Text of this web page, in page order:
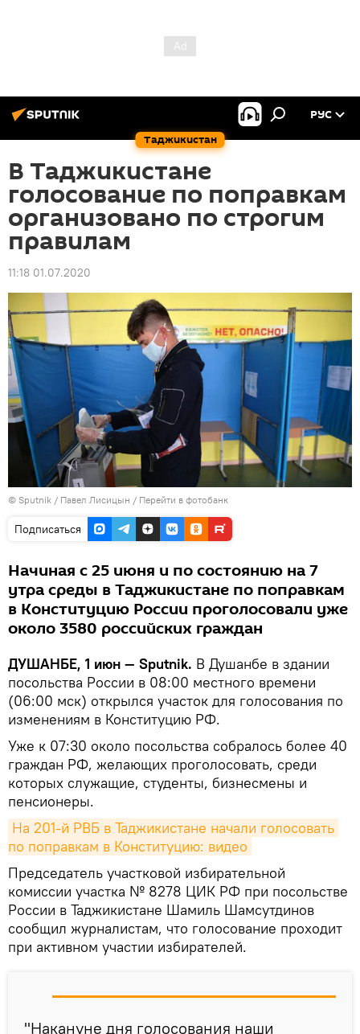
Таджикистан
РУС
В Таджикистане
голосование по поправкам
организовано по строгим
правилам
11:18 01.07.2020
© Sputnik / Павел Лисицын / Перейти в фотобанк
Подписаться
Начиная с 25 июня и по состоянию на 7
утра среды в Таджикистане по поправкам
в Конституцию России проголосовали уже
около 3580 российских граждан
ДУШАНБЕ, 1 июн — Sputnik. В Душанбе в здании
посольства России в 08:00 местного времени
(06:00 мск) открылся участок для голосования по
изменениям в Конституцию РФ.
Уже к 07:30 около посольства собралось более 40
граждан РФ, желающих проголосовать, среди
которых служащие, студенты, бизнесмены и
пенсионеры.
На 201-й РВБ в Таджикистане начали голосовать
по поправкам в Конституцию: видео
Председатель участковой избирательной
комиссии участка № 8278 ЦИК РФ при посольстве
России в Таджикистане Шамиль Шамсутдинов
сообщил журналистам, что голосование проходит
при активном участии избирателей.
"Накануне дня голосования наши